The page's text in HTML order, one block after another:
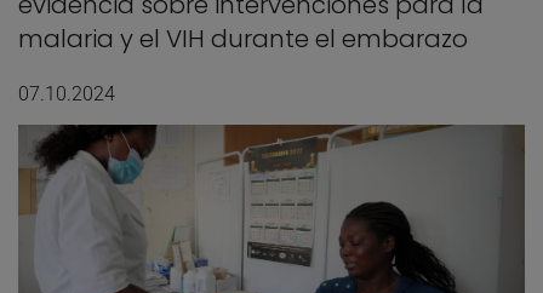
malaria y el VIH durante el embarazo
07.10.2024